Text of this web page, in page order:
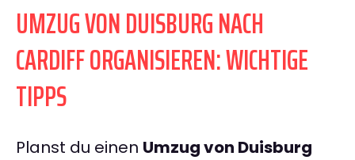
UMZUG VON DUISBURG NACH
CARDIFF ORGANISIEREN: WICHTIGE
TIPPS
Planst du einen Umzug von Duisburg